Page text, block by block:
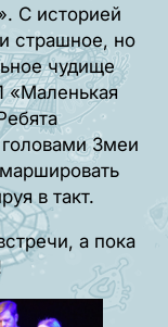
С историей
страшное, но
чудище
«Маленькая
Змеи
в такт.
а пока